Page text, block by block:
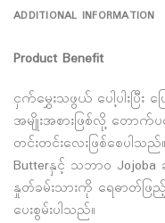
ADDITIONAL INFORMATION
Product Benefit
ငှက်မွှေးသဖွယ် ပေါ့ပါးပြီ
အမျိုးအစားဖြစ်လို့ တောက်ပ
တင်းတင်းလေးဖြစ်စေပါသည်။
Butterနှင့် သဘာဝ
နှုတ်ခမ်းသားကို ရေဓာတ်ဖ
ပေးစွမ်းပါသည်။